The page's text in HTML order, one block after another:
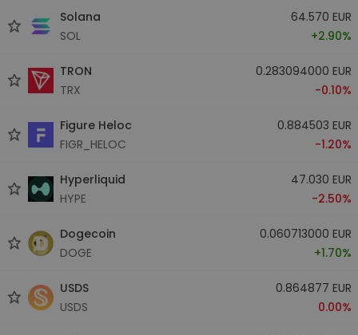
Solana
SOL
64.570 EUR
+2.90%
TRON
TRX
0.283094000 EUR
-0.10%
Figure Heloc
FIGR_HELOC
0.884503 EUR
-1.20%
Hyperliquid
HYPE
47.030 EUR
-2.50%
Dogecoin
DOGE
0.060713000 EUR
+1.70%
USDS
USDS
0.864877 EUR
0.00%